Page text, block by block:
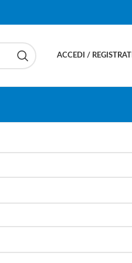
ACCEDI / REGISTRATI